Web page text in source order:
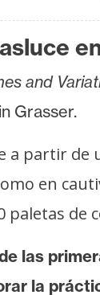
and
Grasser.
a partir
en
de
las
la